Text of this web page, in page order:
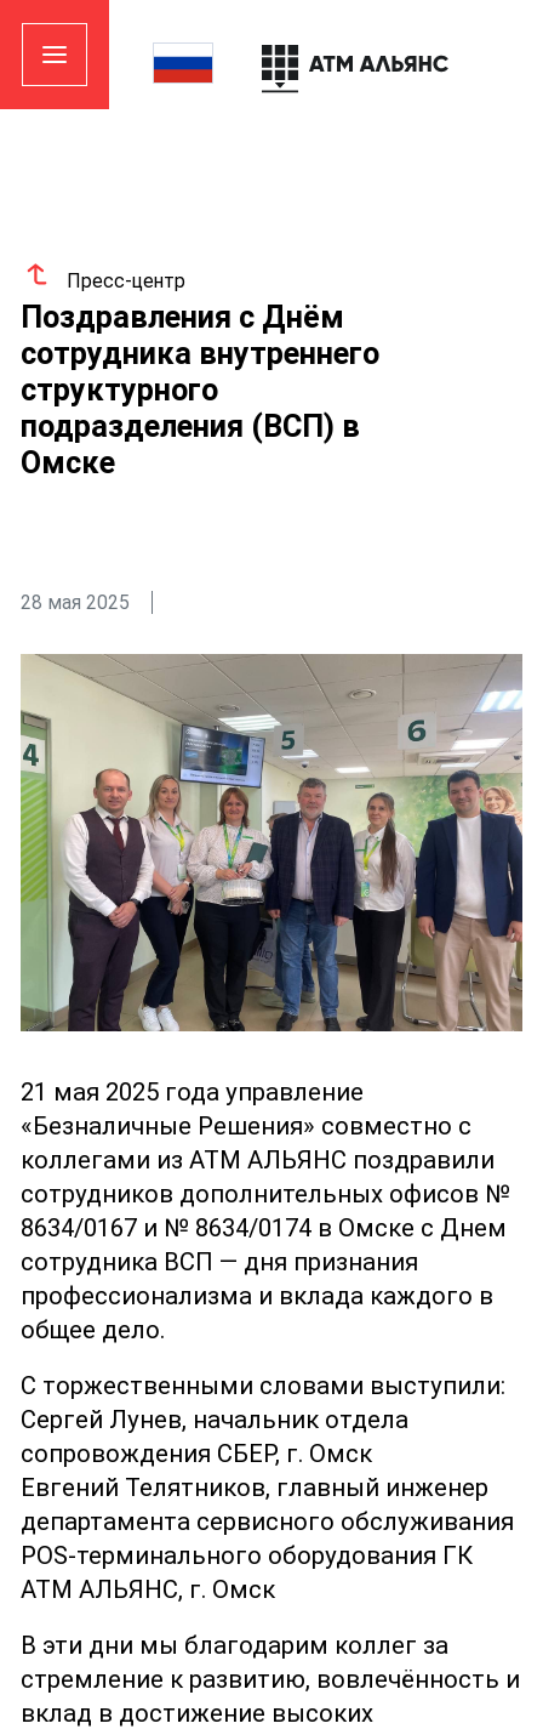
Пресс-центр
Поздравления с Днём
сотрудника внутреннего
структурного
подразделения (ВСП) в
Омске
28 мая 2025
21 мая 2025 года управление
«Безналичные Решения» совместно с
коллегами из АТМ АЛЬЯНС поздравили
сотрудников дополнительных офисов №
8634/0167 и № 8634/0174 в Омске с Днем
сотрудника ВСП — дня признания
профессионализма и вклада каждого в
общее дело.
С торжественными словами выступили:
Сергей Лунев, начальник отдела
сопровождения СБЕР, г. Омск
Евгений Телятников, главный инженер
департамента сервисного обслуживания
POS-терминального оборудования ГК
АТМ АЛЬЯНС, г. Омск
В эти дни мы благодарим коллег за
стремление к развитию, вовлечённость и
вклад в достижение высоких